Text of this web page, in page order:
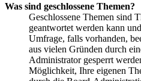
Was sind geschlossene Themen?
Geschlossene Themen sind
geantwortet werden kann
Umfrage, falls vorhanden,
aus vielen Gründen durch
Administrator gesperrt
Möglichkeit, Ihre eigenen